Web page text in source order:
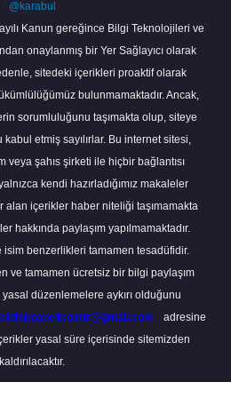
@karabul
Kanun gereğince Bilgi Teknolojileri ve
onaylanmış bir Yer Sağlayıcı olarak
sitedeki içerikleri proaktif olarak
bulunmamaktadır. Ancak,
sorumluluğunu taşımakta olup, siteye
etmiş sayılırlar. Bu internet sitesi,
veya şahıs şirketi ile hiçbir bağlantısı
kendi hazırladığımız makaleler
alan içerikler haber niteliği taşımamakta
hakkında paylaşım yapılmamaktadır.
isim benzerlikleri tamamen tesadüfidir.
ve tamamen ücretsiz bir bilgi paylaşım
düzenlemelere aykırı olduğunu
adresine
yasal süre içerisinde sitemizden
kaldırılacaktır.